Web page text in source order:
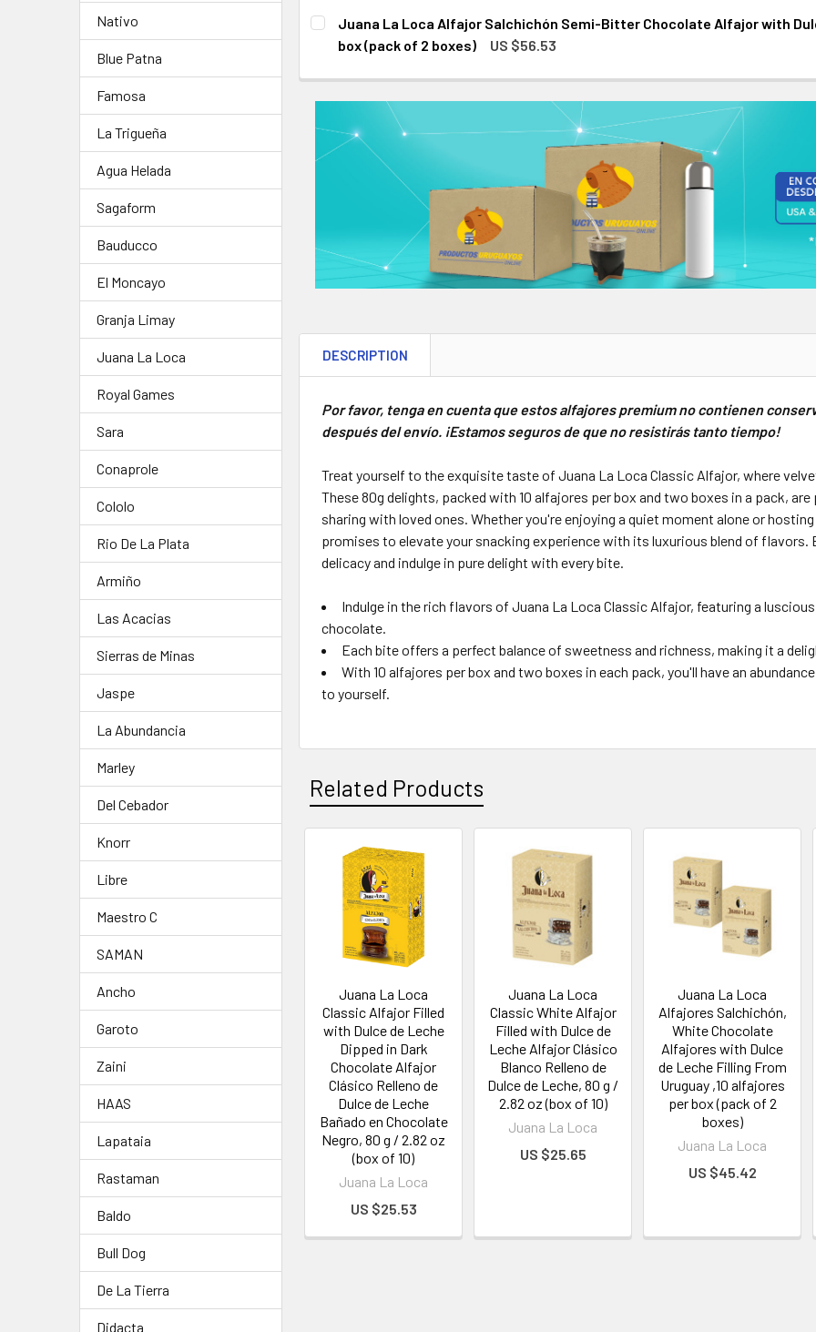
Nativo
Blue Patna
Famosa
La Trigueña
Agua Helada
Sagaform
Bauducco
El Moncayo
Granja Limay
Juana La Loca
Royal Games
Sara
Conaprole
Cololo
Rio De La Plata
Armiño
Las Acacias
Sierras de Minas
Jaspe
La Abundancia
Marley
Del Cebador
Knorr
Libre
Maestro C
SAMAN
Ancho
Garoto
Zaini
HAAS
Lapataia
Rastaman
Baldo
Bull Dog
De La Tierra
Didacta
CURRENT
STOCK:
QUANTITY:
DECREASE QUANTITY OF JUANA LA LOCA ALFAJORES SALCHICHÓN SEMI-
INCREASE QUANTITY OF JUANA LA LOCA ALFAJORES
Juana La Loca Alfajor Salchichón Semi-Bitter Chocolate Alfajor with
box (pack of 2 boxes)
US $56.53
DECREASE QUANTITY OF JUANA LA LOCA ALFAJOR SALCHICHÓN SEMI-
INCREASE QUANTITY OF JUANA LA LOCA ALFAJOR
DESCRIPTION
Por favor, tenga en cuenta que estos alfajores premium no contienen
después del envío. ¡Estamos seguros de que no resistirás tanto tiempo!
Treat yourself to the exquisite taste of Juana La Loca Classic Alfajor, where
These 80g delights, packed with 10 alfajores per box and two boxes in a pack,
sharing with loved ones. Whether you're enjoying a quiet moment alone or
promises to elevate your snacking experience with its luxurious blend of
delicacy and indulge in pure delight with every bite.
Indulge in the rich flavors of Juana La Loca Classic Alfajor, featuring a
chocolate.
Each bite offers a perfect balance of sweetness and richness, making it a
With 10 alfajores per box and two boxes in each pack, you'll have an
to yourself.
Related Products
Juana La Loca
Classic Alfajor Filled
with Dulce de Leche
Dipped in Dark
Chocolate Alfajor
Clásico Relleno de
Dulce de Leche
Bañado en Chocolate
Negro, 80 g / 2.82 oz
(box of 10)
Juana La Loca
US $25.53
Juana La Loca
Classic White Alfajor
Filled with Dulce de
Leche Alfajor Clásico
Blanco Relleno de
Dulce de Leche, 80 g /
2.82 oz (box of 10)
Juana La Loca
US $25.65
Juana La Loca
Alfajores Salchichón,
White Chocolate
Alfajores with Dulce
de Leche Filling From
Uruguay ,10 alfajores
per box (pack of 2
boxes)
Juana La Loca
US $45.42